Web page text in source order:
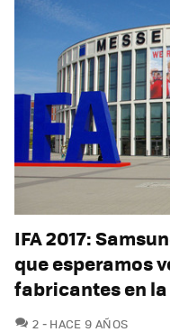
IFA 2017:
que esperamos
fabricantes en
2 COMENTARIOS
HACE 9 AÑOS